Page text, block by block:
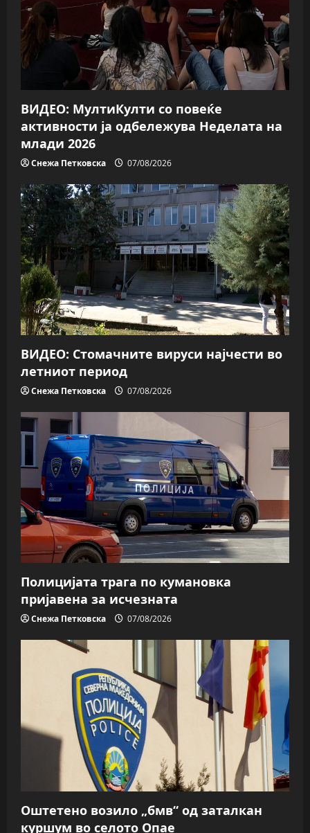
ВИДЕО: МултиКулти со повеќе
активности ја одбележува Неделата на
млади 2026
Снежа Петковска 07/08/2026
ВИДЕО: Стомачните вируси најчести во
летниот период
Снежа Петковска 07/08/2026
Полицијата трага пo кумановка
пријавена за исчезната
Снежа Петковска 07/08/2026
Оштетено возило „бмв“ од заталкан
куршум во селото Опае